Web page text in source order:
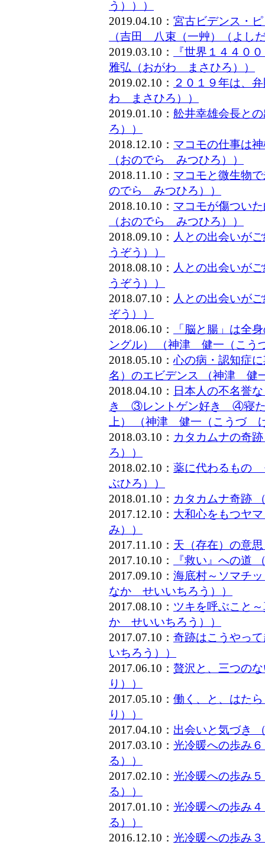
う）））
2019.04.10： 宮古ビデンス・
（吉田 八束（一艸）（よし
2019.03.10：
『世界１４４０
雅弘（おがわ まさひろ））
2019.02.10：
２０１９年は、
わ まさひろ））
2019.01.10： 舩井幸雄会長と
ろ））
2018.12.10： マコモの仕事は
（おのでら みつひろ））
2018.11.10： マコモと微生物
のでら みつひろ））
2018.10.10： マコモが傷つい
（おのでら みつひろ））
2018.09.10： 人との出会いが
うぞう））
2018.08.10： 人との出会いが
うぞう））
2018.07.10： 人との出会いが
ぞう））
2018.06.10：
「脳と腸」は全
ングル） （神津 健一（こう
2018.05.10：心の病・認知症
名）のエビデンス （神津 健
2018.04.10： 日本人の不名
き ③レントゲン好き ④寝た
上） （神津 健一（こうづ
2018.03.10： カタカムナの奇
ろ））
2018.02.10： 薬に代わるもの
ぶひろ））
2018.01.10： カタカムナ奇跡
2017.12.10： 大和心をもつヤ
み））
2017.11.10： 天（存在）の意
2017.10.10：
『救い』への
2017.09.10： 海底村～ソマチ
なか せいいちろう））
2017.08.10： ツキを呼ぶこと
か せいいちろう））
2017.07.10： 奇跡はこうやっ
いちろう））
2017.06.10： 贅沢と、三つの
り））
2017.05.10： 働く、と、はた
り））
2017.04.10： 出会いと気づき
2017.03.10： 光冷暖への歩み
る））
2017.02.10： 光冷暖への歩み
る））
2017.01.10： 光冷暖への歩み
る））
2016.12.10： 光冷暖への歩み